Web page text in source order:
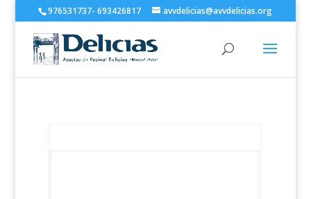
976531737- 693426817 avvdelicias@avvdelicias.org